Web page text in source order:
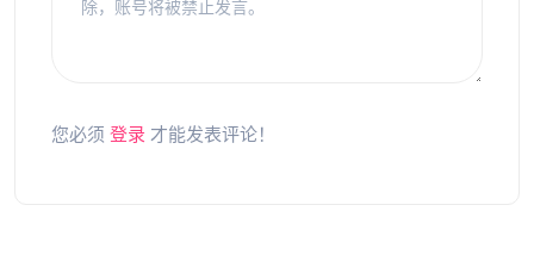
您必须 登录 才能发表评论！